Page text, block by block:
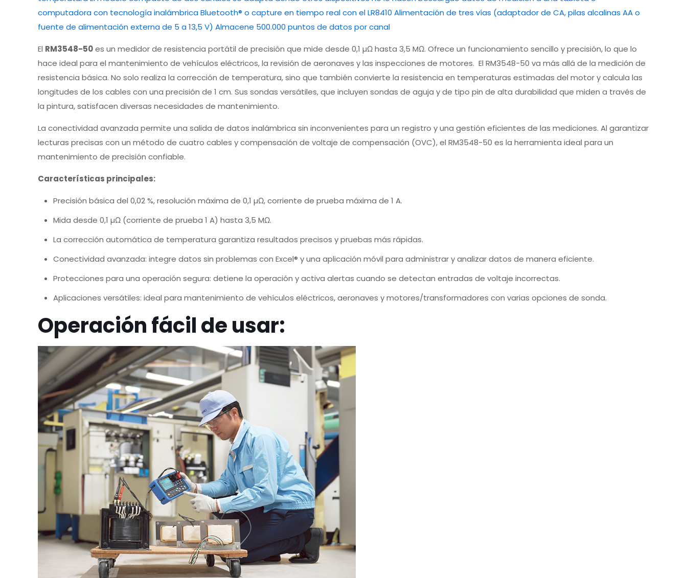
El RM3548-50es un medidor de resistencia portátil de precisión que mide desde 0,1 µΩ hasta 3,5 MΩ. Ofrece un funcionamiento sencillo y precisión, lo que lo
hace ideal para el mantenimiento de vehículos eléctricos, la revisión de aeronaves y las inspecciones de motores. El RM3548-50 va más allá de la medición de
resistencia básica. No solo realiza la corrección de temperatura, sino que también convierte la resistencia en temperaturas estimadas del motor y calcula las
longitudes de los cables con una precisión de 1 cm. Sus sondas versátiles, que incluyen sondas de aguja y de tipo pin de alta durabilidad que miden a través de
la pintura, satisfacen diversas necesidades de mantenimiento.
La conectividad avanzada permite una salida de datos inalámbrica sin inconvenientes para un registro y una gestión eficientes de las mediciones. Al garantizar
lecturas precisas con un método de cuatro cables y compensación de voltaje de compensación (OVC), el RM3548-50 es la herramienta ideal para un
mantenimiento de precisión confiable.
Características principales:
Precisión básica del 0,02 %, resolución máxima de 0,1 µΩ, corriente de prueba máxima de 1 A.
Mida desde 0,1 µΩ (corriente de prueba 1 A) hasta 3,5 MΩ.
La corrección automática de temperatura garantiza resultados precisos y pruebas más rápidas.
Conectividad avanzada: integre datos sin problemas con Excel® y una aplicación móvil para administrar y analizar datos de manera eficiente.
Protecciones para una operación segura: detiene la operación y activa alertas cuando se detectan entradas de voltaje incorrectas.
Aplicaciones versátiles: ideal para mantenimiento de vehículos eléctricos, aeronaves y motores/transformadores con varias opciones de sonda.
Operación fácil de usar: